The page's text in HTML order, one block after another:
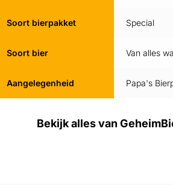
Soort bierpakket Special
Soort bier Van alles
Aangelegenheid Papa's
Bekijk alles van